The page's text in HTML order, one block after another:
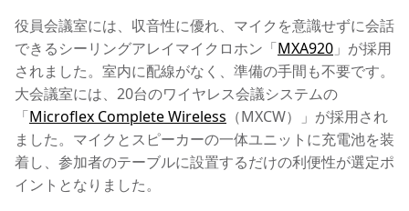
役員会議室には、収音性に優れ、マイクを意識せずに会話
できるシーリングアレイマイクロホン「MXA920 」が採用
されました。室内に配線がなく、準備の手間も不要です。
大会議室には、20台のワイヤレス会議システムの
「Microflex Complete Wireless （MXCW）」が採用され
ました。マイクとスピーカーの一体ユニットに充電池を装
着し、参加者のテーブルに設置するだけの利便性が選定ポ
イントとなりました。